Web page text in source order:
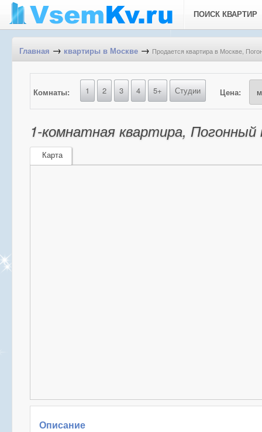
ПОИСК КВАРТИР
Главная → квартиры в Москве → Продается квартира в Москве,
Комнаты: 1 2 3 4 5+ Студии Цена:
1-комнатная квартира, Погонный
Карта
Описание